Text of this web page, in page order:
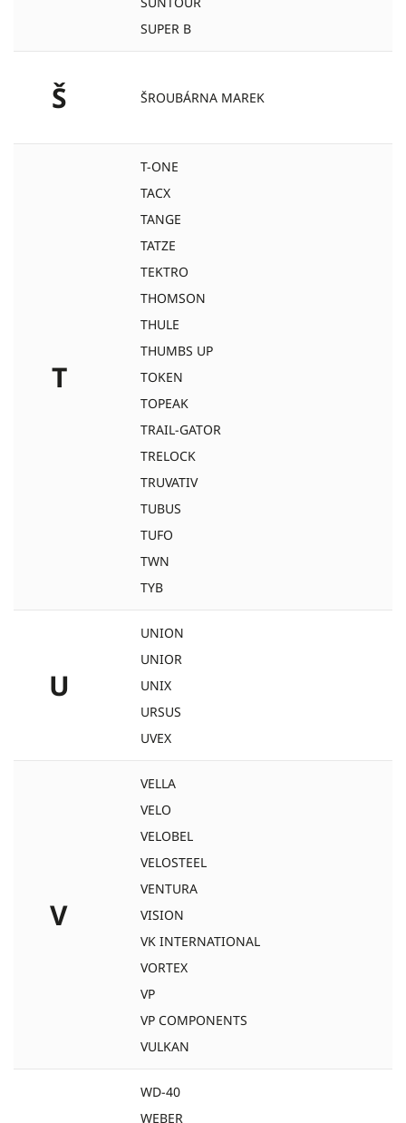
SUPER B
Š ŠROUBÁRNA MAREK
T
T-ONE
TACX
TANGE
TATZE
TEKTRO
THOMSON
THULE
THUMBS UP
TOKEN
TOPEAK
TRAIL-GATOR
TRELOCK
TRUVATIV
TUBUS
TUFO
TWN
TYB
U
UNION
UNIOR
UNIX
URSUS
UVEX
V
VELLA
VELO
VELOBEL
VELOSTEEL
VENTURA
VISION
VK INTERNATIONAL
VORTEX
VP
VP COMPONENTS
VULKAN
WD-40
WEBER